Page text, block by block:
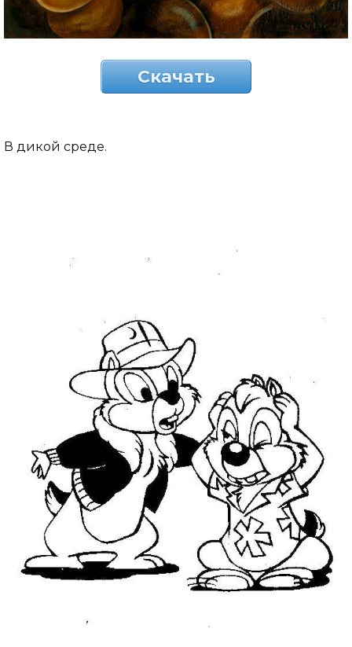
Скачать
В дикой среде.